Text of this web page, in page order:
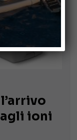
ioni